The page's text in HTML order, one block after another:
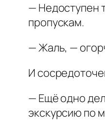
— Недоступен
пропускам.
— Жаль, —
И
— Ещё одно
экскурсию по